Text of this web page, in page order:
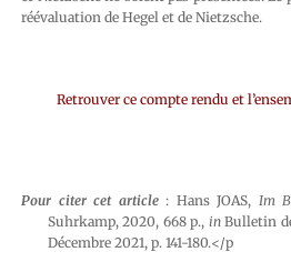
réévaluation de Hegel et de Nietzsche.
Retrouver ce compte rendu et
Pour citer cet article: Hans JOAS, Im
Suhrkamp, 2020, 668 p., inBulletin
Décembre 2021, p. 141-180.</p